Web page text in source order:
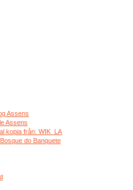
Assens
Assens
kopia från: WIK_LA
do Banquete